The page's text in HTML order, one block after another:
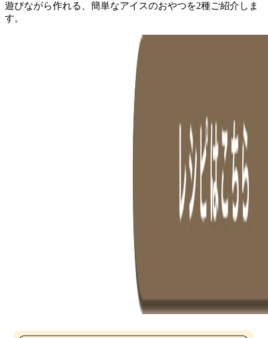
遊びながら作れる、簡単なアイスのおやつを2種ご紹介しま
す。